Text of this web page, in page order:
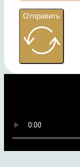
Отправить